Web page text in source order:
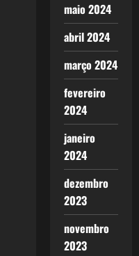
maio 2024
abril 2024
março 2024
fevereiro
2024
janeiro
2024
dezembro
2023
novembro
2023